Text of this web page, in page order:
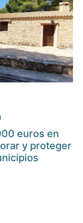
euros en
y proteger